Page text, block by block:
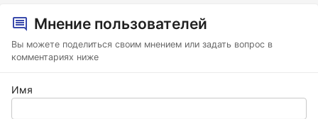
Мнение пользователей
Вы можете поделиться своим мнением или задать вопрос в
комментариях ниже
Имя